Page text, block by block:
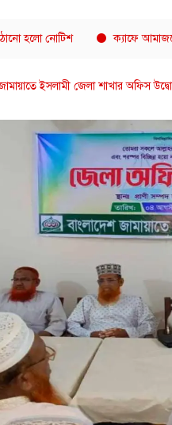
নোটিশ ক্যাফে আমাজনের
ইসলামী জেলা শাখার অফিস